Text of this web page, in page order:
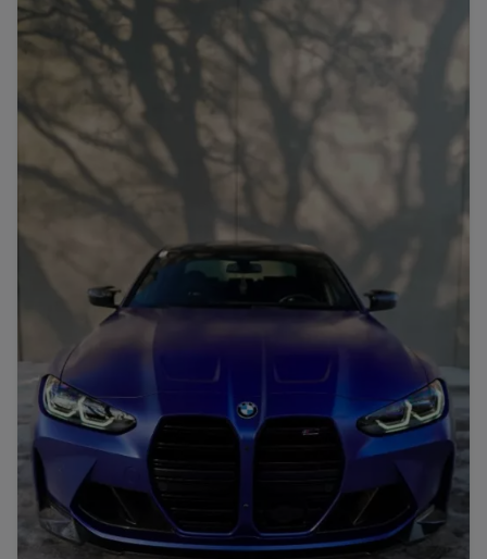
Porsche Lamborghini
McLaren
Chevrolet
Bentley Aston Martin
Bugatti Maserati
Wann
Zeitraum wählen